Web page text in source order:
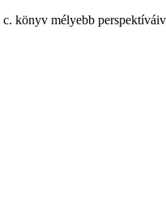
könyv mélyebb